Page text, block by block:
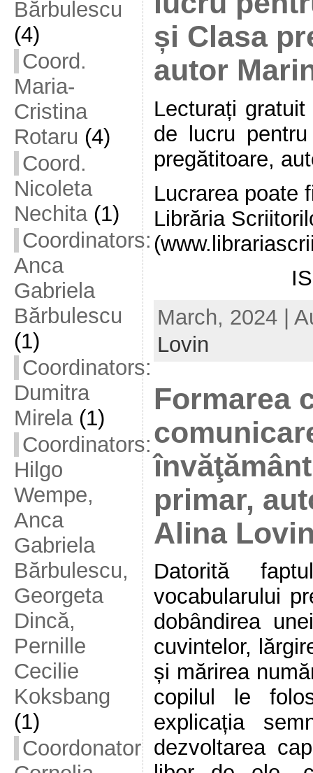
Bărbulescu
(4)
Coord.
Maria-
Cristina
Rotaru (4)
Coord.
Nicoleta
Nechita(1)
Coordinators:
Anca
Gabriela
Bărbulescu
(1)
Coordinators:
Dumitra
Mirela(1)
Coordinators:
Hilgo
Wempe,
Anca
Gabriela
Bărbulescu,
Georgeta
Dincă,
Pernille
Cecilie
Koksbang
(1)
Coordonator
și Clasa
autor
Lecturați
de lucru
pregătitoare,
Lucrarea poate
Librăria
March, 2024 |
Lovin
Formarea
primar,
Alina
Datorită
vocabularului
dobândirea
cuvintelor,
și mărirea
copilul le
explicația
dezvoltarea